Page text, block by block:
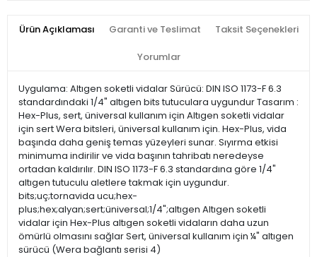
Ürün Açıklaması Garanti ve Teslimat Taksit Seçenekleri
Yorumlar
Uygulama: Altıgen soketli vidalar Sürücü: DIN ISO 1173-F 6.3
standardındaki 1/4" altıgen bits tutuculara uygundur Tasarım :
Hex-Plus, sert, üniversal kullanım için Altıgen soketli vidalar
için sert Wera bitsleri, üniversal kullanım için. Hex-Plus, vida
başında daha geniş temas yüzeyleri sunar. Sıyırma etkisi
minimuma indirilir ve vida başının tahribatı neredeyse
ortadan kaldırılır. DIN ISO 1173-F 6.3 standardına göre 1/4"
altıgen tutuculu aletlere takmak için uygundur.
bits;uç;tornavida ucu;hex-
plus;hex;alyan;sert;üniversal;1/4";altıgen Altıgen soketli
vidalar için Hex-Plus altıgen soketli vidaların daha uzun
ömürlü olmasını sağlar Sert, üniversal kullanım için ¼" altıgen
sürücü (Wera bağlantı serisi 4)